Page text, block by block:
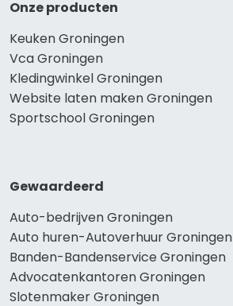
Onze producten
Keuken Groningen
Vca Groningen
Kledingwinkel Groningen
Website laten maken Groningen
Sportschool Groningen
Gewaardeerd
Auto-bedrijven Groningen
Auto huren-Autoverhuur Groningen
Banden-Bandenservice Groningen
Advocatenkantoren Groningen
Slotenmaker Groningen